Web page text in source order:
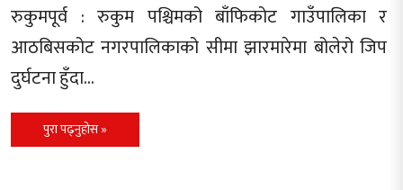
रुकुमपूर्व : रुकुम पश्चिमको बाँफिकोट गाउँपालिका र
आठबिसकोट नगरपालिकाको सीमा झारमारेमा बोलेरो जिप
दुर्घटना हुँदा…
पुरा पढ्नुहोस »